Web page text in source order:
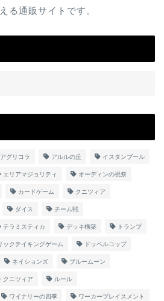
る通販サイトです。
アグリコラ アルルの丘 イスタンブール
エリアマジョリティ オーディンの祝祭
カードゲーム クニツィア
ダイス チーム戦
テラミスティカ デッキ構築 トランプ
ックテイキングゲーム ドッペルコップ
ネイションズ ブルームーン
クニツィア ルール
ワイナリーの四季 ワーカープレイスメント